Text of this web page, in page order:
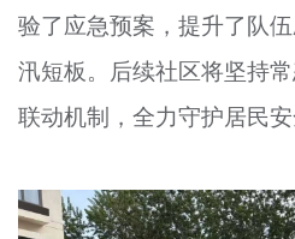
验了应急预案，提升了队
汛短板。后续社区将坚持
联动机制，全力守护居民安